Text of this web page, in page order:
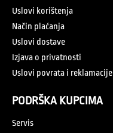
Uslovi korištenja
Način plaćanja
Uslovi dostave
Izjava o privatnosti
Uslovi povrata i reklamacije
PODRŠKA KUPCIMA
Servis